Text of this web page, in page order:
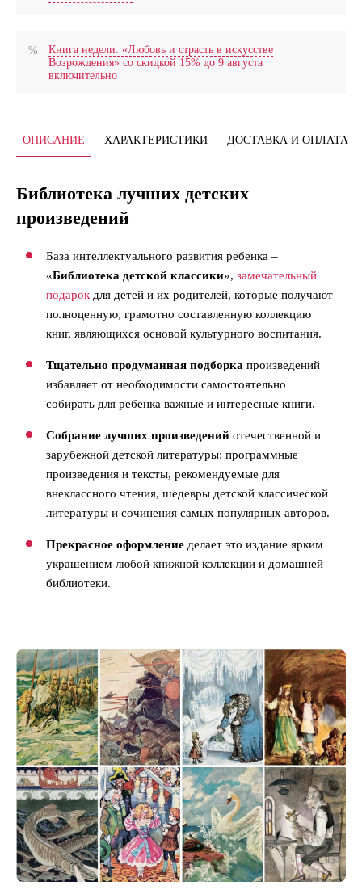
Книга недели: «Любовь и страсть в искусстве
Возрождения» со скидкой 15% до 9 августа
включительно
ОПИСАНИЕ ХАРАКТЕРИСТИКИ ДОСТАВКА И ОПЛАТА
Библиотека лучших детских
произведений
База интеллектуального развития ребенка –
«Библиотека детской классики», замечательный
подарок для детей и их родителей, которые получают
полноценную, грамотно составленную коллекцию
книг, являющихся основой культурного воспитания.
Тщательно продуманная подборка произведений
избавляет от необходимости самостоятельно
собирать для ребенка важные и интересные книги.
Собрание лучших произведений отечественной и
зарубежной детской литературы: программные
произведения и тексты, рекомендуемые для
внеклассного чтения, шедевры детской классической
литературы и сочинения самых популярных авторов.
Прекрасное оформление делает это издание ярким
украшением любой книжной коллекции и домашней
библиотеки.